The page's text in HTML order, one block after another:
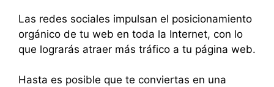
Las redes sociales impulsan el posicionamiento
orgánico de tu web en toda la Internet, con lo
que lograrás atraer más tráfico a tu página web.
Hasta es posible que te conviertas en una